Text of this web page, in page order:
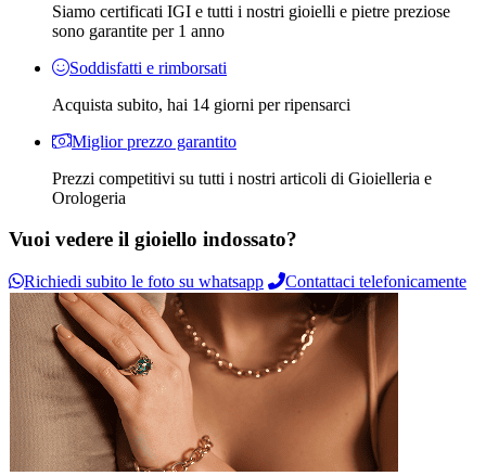
Siamo certificati IGI e tutti i nostri gioielli e pietre preziose
sono garantite per 1 anno
Soddisfatti e rimborsati
Acquista subito, hai 14 giorni per ripensarci
Miglior prezzo garantito
Prezzi competitivi su tutti i nostri articoli di Gioielleria e
Orologeria
Vuoi vedere il gioiello indossato?
Richiedi subito le foto su whatsapp Contattaci telefonicamente